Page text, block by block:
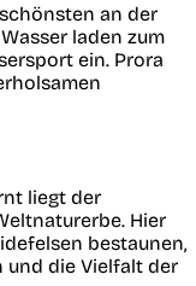
an der
laden zum
ein. Prora
liegt der
Hier
bestaunen,
die Vielfalt der